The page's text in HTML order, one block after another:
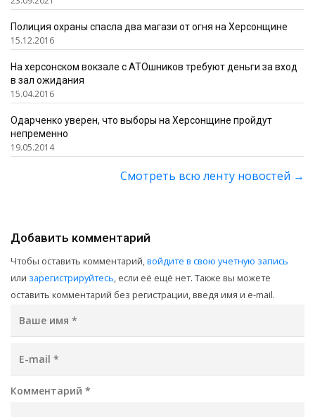
Полиция охраны спасла два магази от огня на Херсонщине
15.12.2016
На херсонском вокзале с АТОшников требуют деньги за вход
в зал ожидания
15.04.2016
Одарченко уверен, что выборы на Херсонщине пройдут
непременно
19.05.2014
Смотреть всю ленту новостей →
Добавить комментарий
Чтобы оставить комментарий, войдите в свою учетную запись
или зарегистрируйтесь , если её ещё нет. Также вы можете
оставить комментарий без регистрации, введя имя и e-mail.
Комментарий *